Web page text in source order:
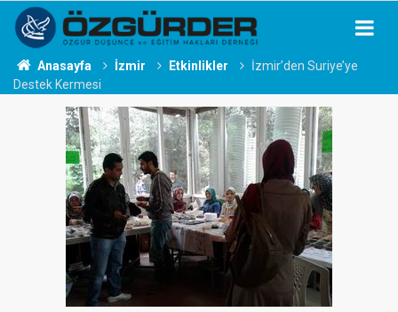
Anasayfa İzmir Etkinlikler
İzmir’den Suriye’ye
Destek Kermesi